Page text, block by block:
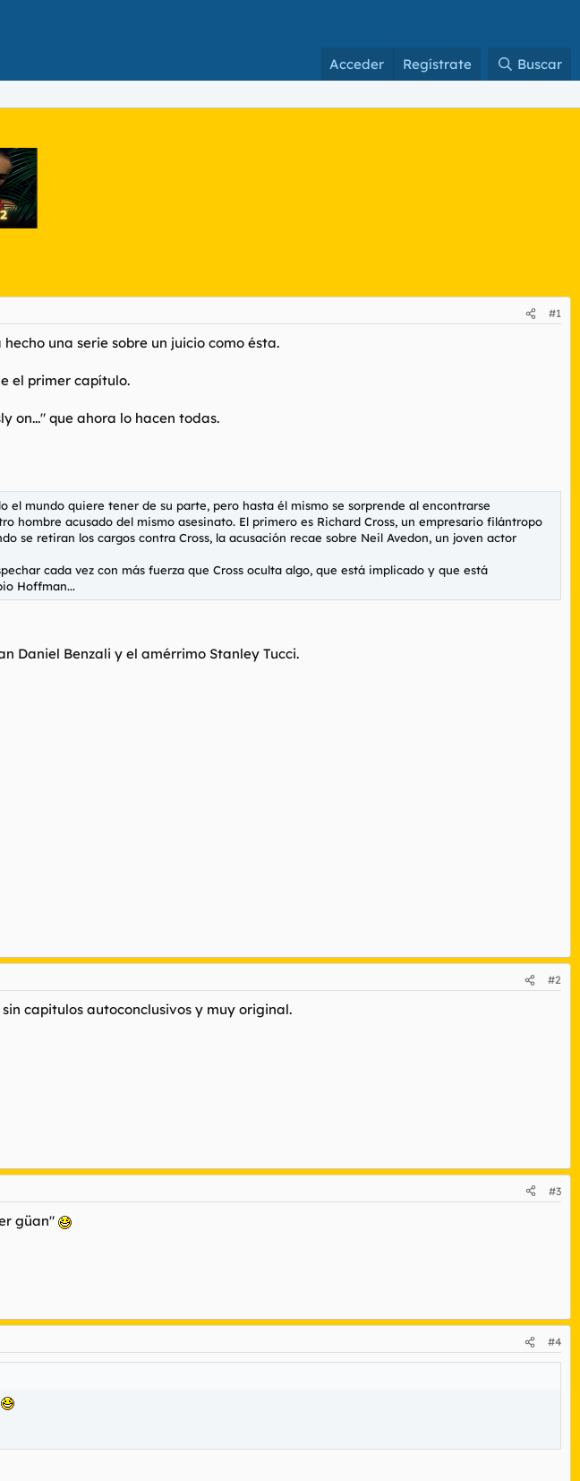
Acceder Regístrate Buscar
#1
una serie sobre un juicio como ésta.
el primer capítulo.
on..." que ahora lo hacen todas.
el mundo quiere tener de su parte, pero hasta él mismo se sorprende al encontrarse
hombre acusado del mismo asesinato. El primero es Richard Cross, un empresario filántropo
se retiran los cargos contra Cross, la acusación recae sobre Neil Avedon, un joven actor
cada vez con más fuerza que Cross oculta algo, que está implicado y que está
Hoffman...
Daniel Benzali y el amérrimo Stanley Tucci.
#2
capitulos autoconclusivos y muy original.
#3
güan"
#4